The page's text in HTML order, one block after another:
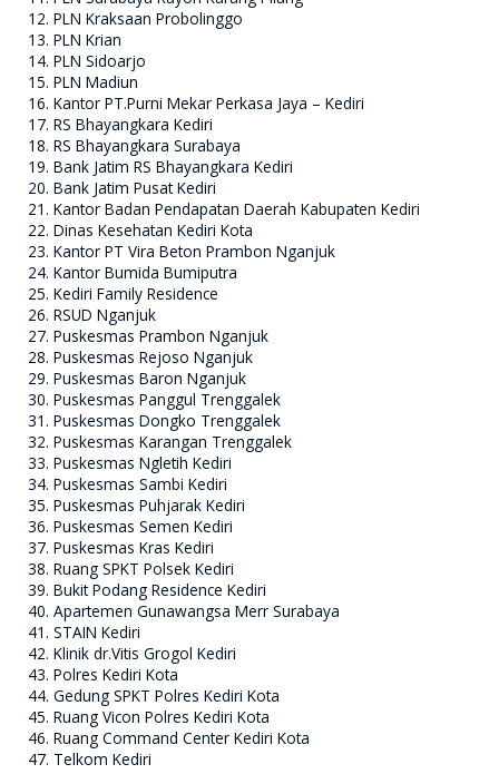
PLN Kraksaan Probolinggo
PLN Krian
PLN Sidoarjo
PLN Madiun
Kantor PT.Purni Mekar Perkasa Jaya – Kediri
RS Bhayangkara Kediri
RS Bhayangkara Surabaya
Bank Jatim RS Bhayangkara Kediri
Bank Jatim Pusat Kediri
Kantor Badan Pendapatan Daerah Kabupaten Kediri
Dinas Kesehatan Kediri Kota
Kantor PT Vira Beton Prambon Nganjuk
Kantor Bumida Bumiputra
Kediri Family Residence
RSUD Nganjuk
Puskesmas Prambon Nganjuk
Puskesmas Rejoso Nganjuk
Puskesmas Baron Nganjuk
Puskesmas Panggul Trenggalek
Puskesmas Dongko Trenggalek
Puskesmas Karangan Trenggalek
Puskesmas Ngletih Kediri
Puskesmas Sambi Kediri
Puskesmas Puhjarak Kediri
Puskesmas Semen Kediri
Puskesmas Kras Kediri
Ruang SPKT Polsek Kediri
Bukit Podang Residence Kediri
Apartemen Gunawangsa Merr Surabaya
STAIN Kediri
Klinik dr.Vitis Grogol Kediri
Polres Kediri Kota
Gedung SPKT Polres Kediri Kota
Ruang Vicon Polres Kediri Kota
Ruang Command Center Kediri Kota
Telkom Kediri